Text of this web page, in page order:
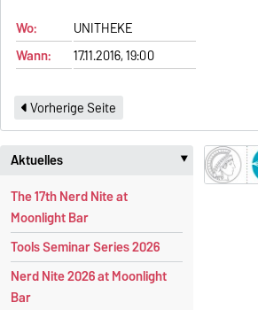
Wo:
UNITHEKE
Wann:
17.11.2016, 19:00
Vorherige Seite
Aktuelles ‣
The 17th Nerd Nite at
Moonlight Bar
Tools Seminar Series 2026
Nerd Nite 2026 at Moonlight
Bar